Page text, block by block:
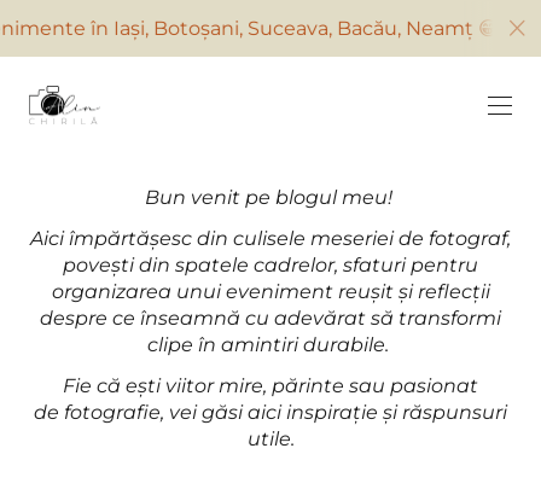
în Iași, Botoșani, Suceava, Bacău, Neamț 😁 și
Bun venit pe blogul meu!
Aici împărtășesc din culisele meseriei de fotograf,
povești din spatele cadrelor, sfaturi pentru
organizarea unui eveniment reușit și reflecții
despre ce înseamnă cu adevărat să transformi
clipe în amintiri durabile.
Fie că ești viitor mire, părinte sau pasionat
de fotografie, vei găsi aici inspirație și răspunsuri
utile.